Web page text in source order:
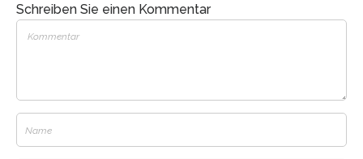
Schreiben Sie einen Kommentar